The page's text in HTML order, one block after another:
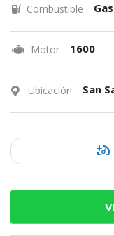
Combustible
Motor 1600
Ubicación San